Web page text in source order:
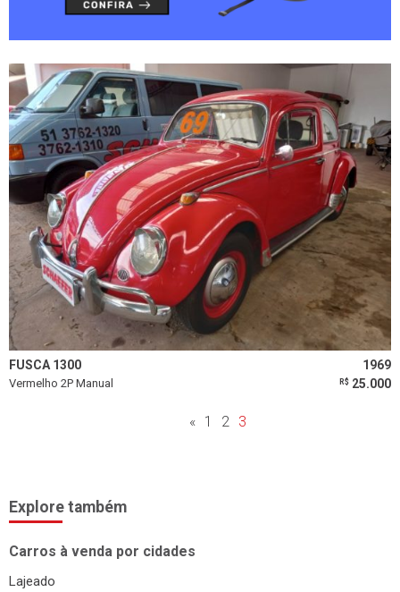
FUSCA 1300 1969
Vermelho 2P Manual R$ 25.000
« 1 2 3
Explore também
Carros à venda por cidades
Lajeado